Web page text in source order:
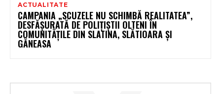
ACTUALITATE
CAMPANIA „SCUZELE NU SCHIMBĂ REALITATEA”,
DESFĂȘURATĂ DE POLIȚIȘTII OLTENI ÎN
COMUNITĂȚILE DIN SLATINA, SLĂTIOARA ȘI
GĂNEASA